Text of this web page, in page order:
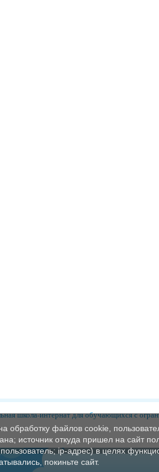
школа-интернат для обучающихся с
обработку файлов cookie,
источник откуда пришел на сайт
ip-адрес) в целях
покиньте сайт.